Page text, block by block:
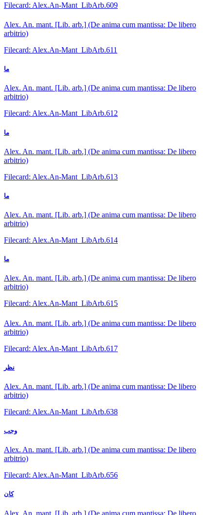
Filecard: Alex.An-Mant_LibArb.609
Alex. An. mant. [Lib. arb.] (De anima cum mantissa: De libero
arbitrio)
Filecard: Alex.An-Mant_LibArb.611
ما
Alex. An. mant. [Lib. arb.] (De anima cum mantissa: De libero
arbitrio)
Filecard: Alex.An-Mant_LibArb.612
ما
Alex. An. mant. [Lib. arb.] (De anima cum mantissa: De libero
arbitrio)
Filecard: Alex.An-Mant_LibArb.613
ما
Alex. An. mant. [Lib. arb.] (De anima cum mantissa: De libero
arbitrio)
Filecard: Alex.An-Mant_LibArb.614
ما
Alex. An. mant. [Lib. arb.] (De anima cum mantissa: De libero
arbitrio)
Filecard: Alex.An-Mant_LibArb.615
Alex. An. mant. [Lib. arb.] (De anima cum mantissa: De libero
arbitrio)
Filecard: Alex.An-Mant_LibArb.617
نظر
Alex. An. mant. [Lib. arb.] (De anima cum mantissa: De libero
arbitrio)
Filecard: Alex.An-Mant_LibArb.638
وجب
Alex. An. mant. [Lib. arb.] (De anima cum mantissa: De libero
arbitrio)
Filecard: Alex.An-Mant_LibArb.656
كان
Alex. An. mant. [Lib. arb.] (De anima cum mantissa: De libero